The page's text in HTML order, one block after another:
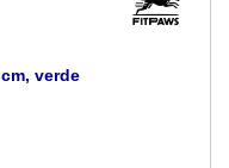
verde